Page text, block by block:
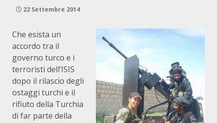
22 Settembre 2014
Che esista un
accordo tra il
governo turco e i
terroristi dell’ISIS
dopo il rilascio degli
ostaggi turchi e il
rifiuto della Turchia
di far parte della